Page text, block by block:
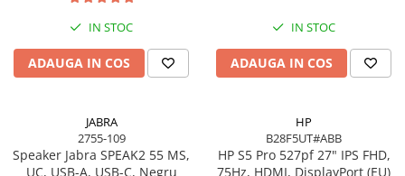
Imprimante Large Format Printer
Accesorii Large Format
Scannere Documente
Caști & Microfoane
Caști Business
Căști Gaming & Consumer
Display & signage
Ecrane Digital Signage
Memorii Laptop
Memorii Flash
Stick-uri USB
Surse de Alimentare PC
Ventilatoare & Sisteme de Răcire
Hub-uri USB
Genți & Rucsacuri
Husa Laptop
Rucsacuri & Genți Laptop
Kit-uri Tastatura si Mouse
IN STOC
ADAUGA IN COS
IN STOC
ADAUGA IN COS
JABRA
2755-109
Speaker Jabra SPEAK2 55 MS,
UC, USB-A, USB-C, Negru
HP
B28F5UT#ABB
HP S5 Pro 527pf 27" IPS FHD,
75Hz, HDMI, DisplayPort (EU)